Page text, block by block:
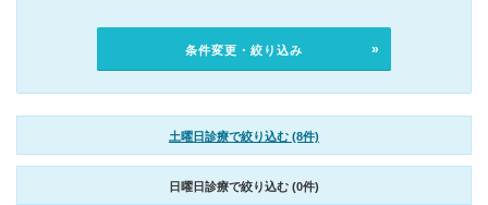
条件変更・絞り込み
土曜日診療で絞り込む (8件)
日曜日診療で絞り込む (0件)